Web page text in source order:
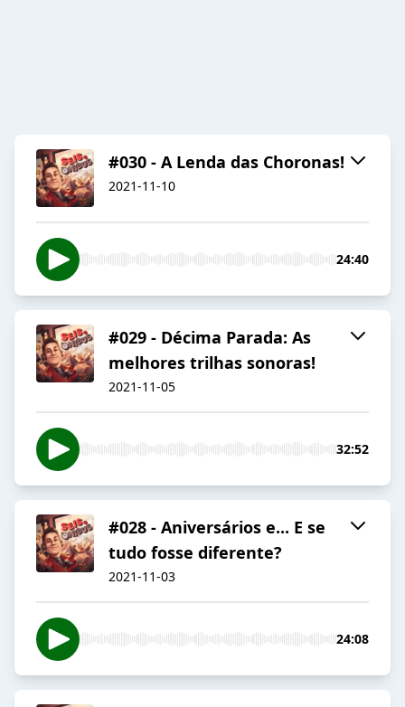
#030 - A Lenda das Choronas!
2021-11-10
24:40
#029 - Décima Parada: As
melhores trilhas sonoras!
2021-11-05
32:52
#028 - Aniversários e... E se
tudo fosse diferente?
2021-11-03
24:08